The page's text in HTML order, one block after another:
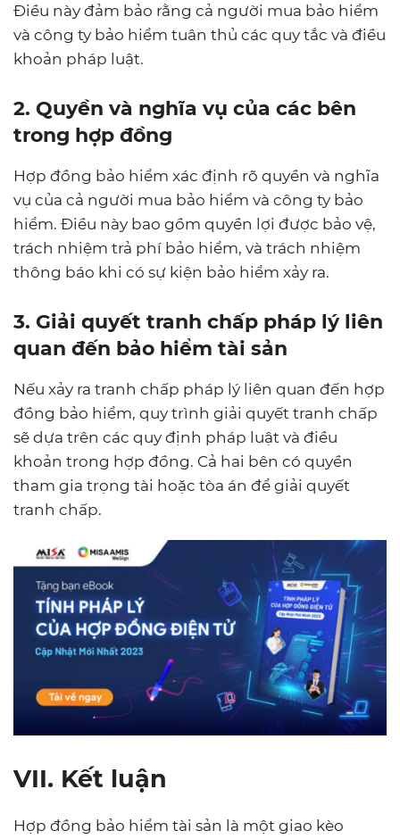
Điều này đảm bảo rằng cả người mua bảo hiểm
và công ty bảo hiểm tuân thủ các quy tắc và điều
khoản pháp luật.
2. Quyền và nghĩa vụ của các bên
trong hợp đồng
Hợp đồng bảo hiểm xác định rõ quyền và nghĩa
vụ của cả người mua bảo hiểm và công ty bảo
hiểm. Điều này bao gồm quyền lợi được bảo vệ,
trách nhiệm trả phí bảo hiểm, và trách nhiệm
thông báo khi có sự kiện bảo hiểm xảy ra.
3. Giải quyết tranh chấp pháp lý liên
quan đến bảo hiểm tài sản
Nếu xảy ra tranh chấp pháp lý liên quan đến hợp
đồng bảo hiểm, quy trình giải quyết tranh chấp
sẽ dựa trên các quy định pháp luật và điều
khoản trong hợp đồng. Cả hai bên có quyền
tham gia trọng tài hoặc tòa án để giải quyết
tranh chấp.
VII. Kết luận
Hợp đồng bảo hiểm tài sản là một giao kèo